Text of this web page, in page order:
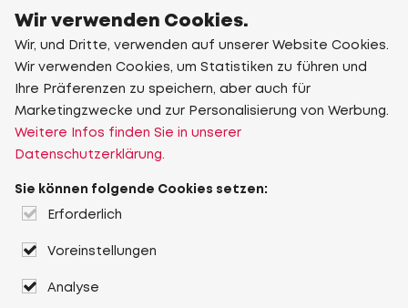
Wir verwenden Cookies.
Wir, und Dritte, verwenden auf unserer Website Cookies.
Wir verwenden Cookies, um Statistiken zu führen und
Ihre Präferenzen zu speichern, aber auch für
Marketingzwecke und zur Personalisierung von Werbung.
Weitere Infos finden Sie in unserer
Datenschutzerklärung.
Sie können folgende Cookies setzen:
Erforderlich
Voreinstellungen
Analyse